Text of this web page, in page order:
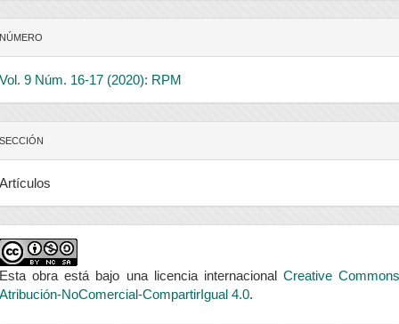
NÚMERO
Vol. 9 Núm. 16-17 (2020): RPM
SECCIÓN
Artículos
Esta obra está bajo una licencia internacional Creative Commons
Atribución-NoComercial-CompartirIgual 4.0.